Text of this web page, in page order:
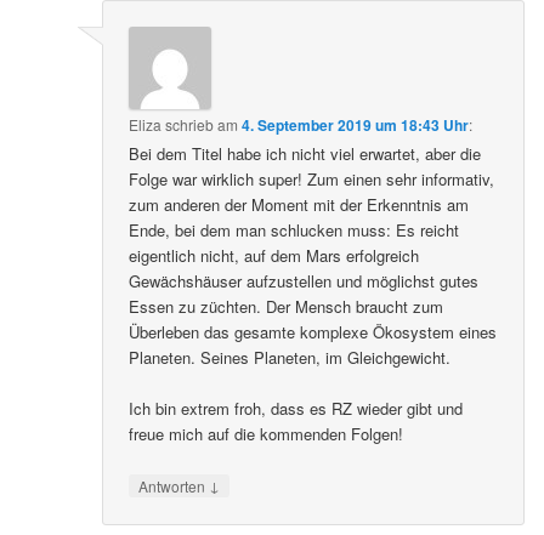
Eliza schriebam4. September 2019 um 18:43 Uhr:
Bei dem Titel habe ich nicht viel erwartet, aber die
Folge war wirklich super! Zum einen sehr informativ,
zum anderen der Moment mit der Erkenntnis am
Ende, bei dem man schlucken muss: Es reicht
eigentlich nicht, auf dem Mars erfolgreich
Gewächshäuser aufzustellen und möglichst gutes
Essen zu züchten. Der Mensch braucht zum
Überleben das gesamte komplexe Ökosystem eines
Planeten. Seines Planeten, im Gleichgewicht.
Ich bin extrem froh, dass es RZ wieder gibt und
freue mich auf die kommenden Folgen!
Antworten ↓